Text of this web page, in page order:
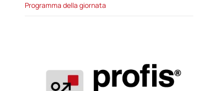
Programma della giornata